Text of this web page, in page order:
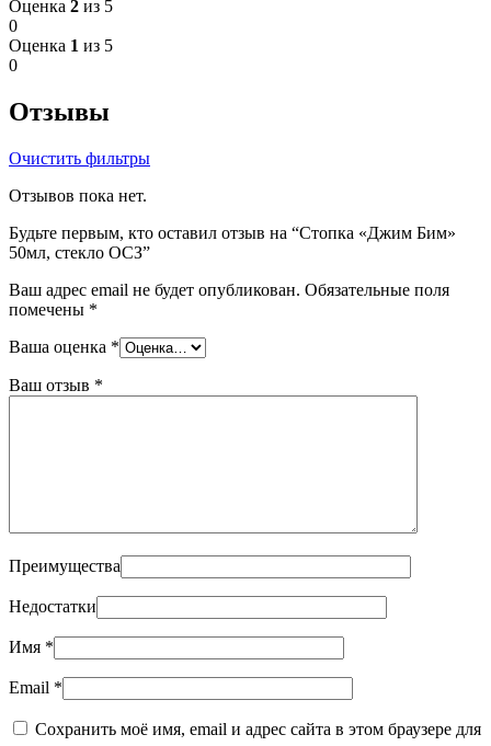
Оценка 2 из 5
0
Оценка 1 из 5
0
Отзывы
Очистить фильтры
Отзывов пока нет.
Будьте первым, кто оставил отзыв на “Стопка «Джим Бим»
50мл, стекло ОСЗ”
Ваш адрес email не будет опубликован. Обязательные поля
помечены *
Ваша оценка *
Ваш отзыв *
Преимущества
Недостатки
Имя *
Email *
Сохранить моё имя, email и адрес сайта в этом браузере для